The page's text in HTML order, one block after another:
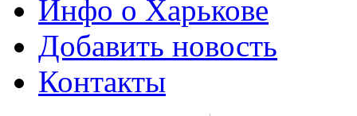
Инфо о Харькове
Добавить новость
Контакты